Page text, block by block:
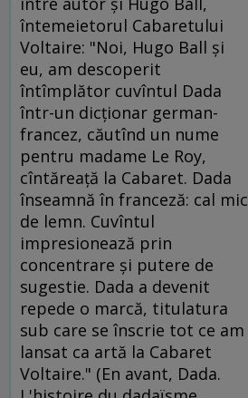
întemeietorul Cabaretului
Voltaire: "Noi, Hugo Ball şi
eu, am descoperit
întîmplător cuvîntul Dada
într-un dicţionar german-
francez, căutînd un nume
pentru madame Le Roy,
cîntăreaţă la Cabaret. Dada
înseamnă în franceză: cal mic
de lemn. Cuvîntul
impresionează prin
concentrare şi putere de
sugestie. Dada a devenit
repede o marcă, titulatura
sub care se înscrie tot ce am
lansat ca artă la Cabaret
Voltaire." (En avant, Dada.